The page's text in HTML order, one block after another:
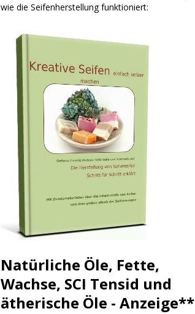
wie die Seifenherstellung funktioniert:
Natürliche Öle, Fette,
Wachse, SCI Tensid und
ätherische Öle - Anzeige**